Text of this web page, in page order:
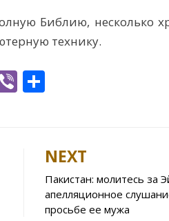
Библию, несколько
технику.
Vi
e
NEXT
Пакистан: молитесь за
апелляционное
просьбе ее мужа